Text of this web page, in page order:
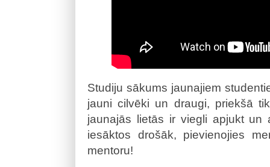
Studiju sākums jaunajiem
jauni cilvēki un draugi, priekšā
jaunajās lietās ir viegli apjukt un
iesāktos drošāk, pievienojies
mentoru!